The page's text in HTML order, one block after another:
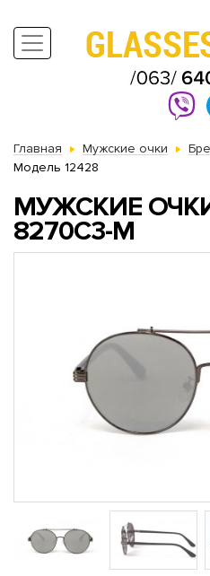
Главная Мужские очки
Модель 12428
МУЖСКИЕ ОЧКИ
8270C3-M